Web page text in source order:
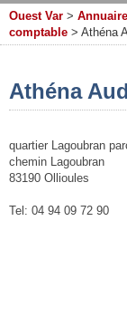
Ouest Var > Annuaire
comptable > Athéna
Athéna
quartier Lagoubran
chemin Lagoubran
83190 Ollioules
Tel: 04 94 09 72 90